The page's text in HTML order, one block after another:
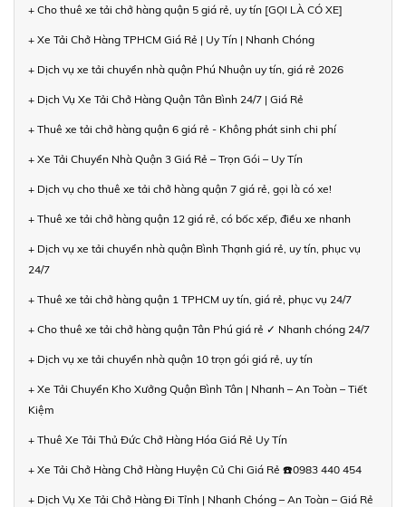
+ Cho thuê xe tải chở hàng quận 5 giá rẻ, uy tín [GỌI LÀ CÓ XE]
+ Xe Tải Chở Hàng TPHCM Giá Rẻ | Uy Tín | Nhanh Chóng
+ Dịch vụ xe tải chuyển nhà quận Phú Nhuận uy tín, giá rẻ 2026
+ Dịch Vụ Xe Tải Chở Hàng Quận Tân Bình 24/7 | Giá Rẻ
+ Thuê xe tải chở hàng quận 6 giá rẻ - Không phát sinh chi phí
+ Xe Tải Chuyển Nhà Quận 3 Giá Rẻ – Trọn Gói – Uy Tín
+ Dịch vụ cho thuê xe tải chở hàng quận 7 giá rẻ, gọi là có xe!
+ Thuê xe tải chở hàng quận 12 giá rẻ, có bốc xếp, điều xe nhanh
+ Dịch vụ xe tải chuyển nhà quận Bình Thạnh giá rẻ, uy tín, phục vụ
24/7
+ Thuê xe tải chở hàng quận 1 TPHCM uy tín, giá rẻ, phục vụ 24/7
+ Cho thuê xe tải chở hàng quận Tân Phú giá rẻ ✓ Nhanh chóng 24/7
+ Dịch vụ xe tải chuyển nhà quận 10 trọn gói giá rẻ, uy tín
+ Xe Tải Chuyển Kho Xưởng Quận Bình Tân | Nhanh – An Toàn – Tiết
Kiệm
+ Thuê Xe Tải Thủ Đức Chở Hàng Hóa Giá Rẻ Uy Tín
+ Xe Tải Chở Hàng Chở Hàng Huyện Củ Chi Giá Rẻ ☎️0983 440 454
+ Dịch Vụ Xe Tải Chở Hàng Đi Tỉnh | Nhanh Chóng – An Toàn – Giá Rẻ